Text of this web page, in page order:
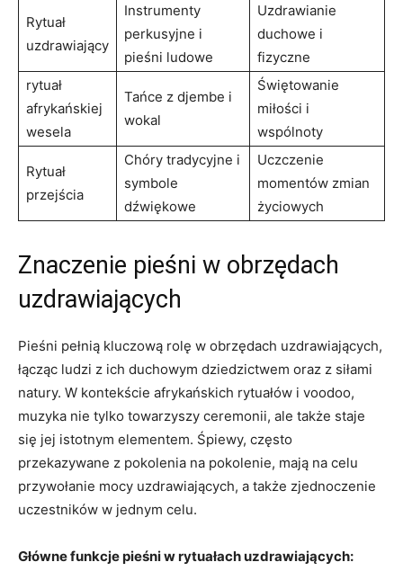
Rytuał
uzdrawiający
Instrumenty
perkusyjne i
pieśni ludowe
Uzdrawianie
duchowe i
fizyczne
rytuał
afrykańskiej
wesela
Tańce z djembe i
wokal
Świętowanie
miłości i
wspólnoty
Rytuał
przejścia
Chóry tradycyjne i
symbole
dźwiękowe
Uczczenie
momentów zmian
życiowych
Znaczenie pieśni w obrzędach
uzdrawiających
Pieśni pełnią kluczową rolę w obrzędach uzdrawiających,
łącząc ludzi z ich duchowym dziedzictwem oraz z siłami
natury. W kontekście afrykańskich rytuałów i voodoo,
muzyka nie tylko towarzyszy ceremonii, ale także staje
się jej istotnym elementem. Śpiewy, często
przekazywane z pokolenia na pokolenie, mają na celu
przywołanie mocy uzdrawiających, a także zjednoczenie
uczestników w jednym celu.
Główne funkcje pieśni w rytuałach uzdrawiających: